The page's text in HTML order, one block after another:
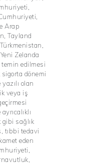
Arap
Tayland
Zelanda
edilmesi
dönemi
olan
veya iş
sağlık
tıbbi tedavi
eden